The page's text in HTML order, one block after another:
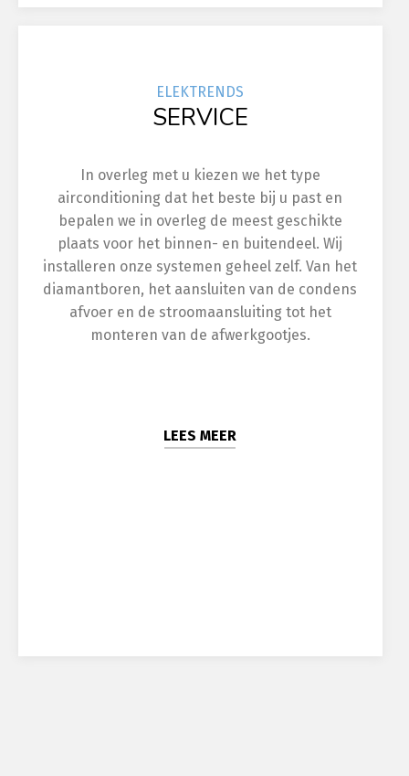
ELEKTRENDS
SERVICE
In overleg met u kiezen we het type
airconditioning dat het beste bij u past en
bepalen we in overleg de meest geschikte
plaats voor het binnen- en buitendeel. Wij
installeren onze systemen geheel zelf. Van het
diamantboren, het aansluiten van de condens
afvoer en de stroomaansluiting tot het
monteren van de afwerkgootjes.
LEES MEER